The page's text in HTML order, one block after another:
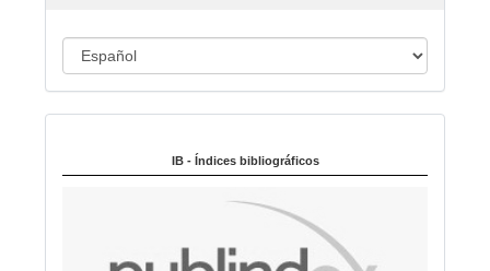
o
d
m
IB - Índices bibliográficos